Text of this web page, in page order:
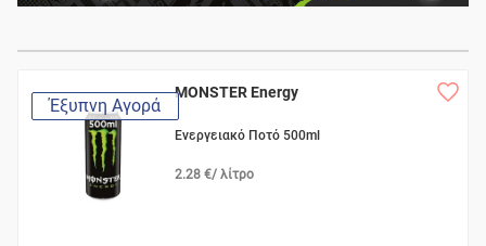
Έξυπνη Αγορά
MONSTER Energy
Ενεργειακό Ποτό 500ml
2.28 €/ λίτρο